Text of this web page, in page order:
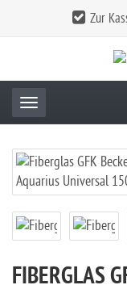
Zur
Toggle navigation
FIBERGLAS